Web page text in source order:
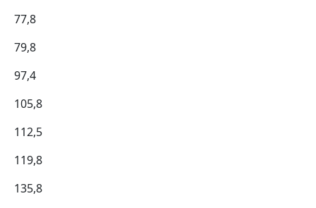
77,8
79,8
97,4
105,8
112,5
119,8
135,8